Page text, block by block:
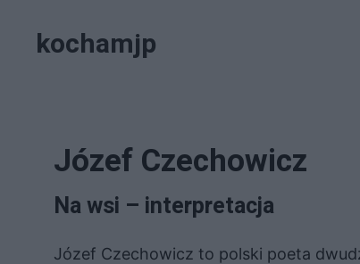
kochamjp
Józef Czechowicz
Na wsi – interpretacja
Józef Czechowicz to polski poeta